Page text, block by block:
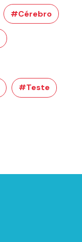
#Cérebro
#Teste